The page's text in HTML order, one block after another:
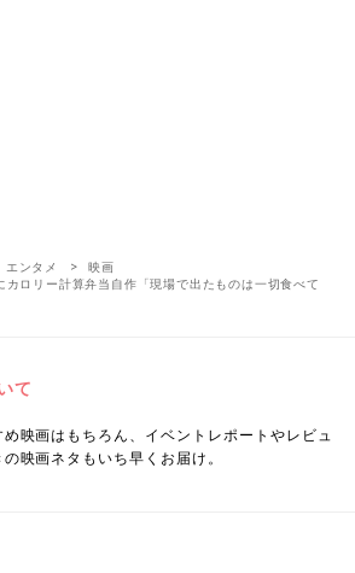
エンタメ
映画
カロリー計算弁当自作「現場で出たものは一切食べて
て
映画はもちろん、イベントレポートやレビュ
映画ネタもいち早くお届け。